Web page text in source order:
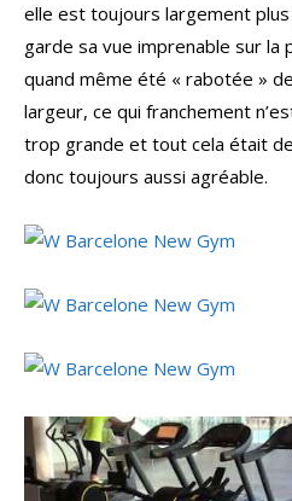
elle est toujours largement
garde sa vue imprenable sur la
quand même été « rabotée »
largeur, ce qui franchement
trop grande et tout cela était
donc toujours aussi agréable.